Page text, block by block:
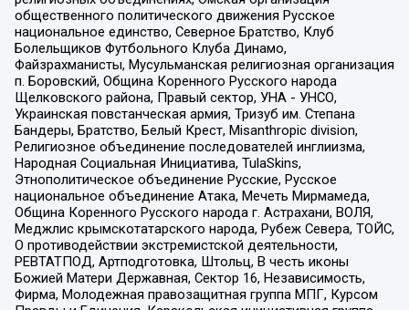
общественного политического движения Русское
национальное единство, Северное Братство, Клуб
Болельщиков Футбольного Клуба Динамо,
Файзрахманисты, Мусульманская религиозная организация
п. Боровский, Община Коренного Русского народа
Щелковского района, Правый сектор, УНА - УНСО,
Украинская повстанческая армия, Тризуб им. Степана
Бандеры, Братство, Белый Крест, Misanthropic division,
Религиозное объединение последователей инглиизма,
Народная Социальная Инициатива, TulaSkins,
Этнополитическое объединение Русские, Русское
национальное объединение Атака, Мечеть Мирмамеда,
Община Коренного Русского народа г. Астрахани, ВОЛЯ,
Меджлис крымскотатарского народа, Рубеж Севера, ТОЙС,
О противодействии экстремистской деятельности,
РЕВТАТПОД, Артподготовка, Штольц, В честь иконы
Божией Матери Державная, Сектор 16, Независимость,
Фирма, Молодежная правозащитная группа МПГ, Курсом